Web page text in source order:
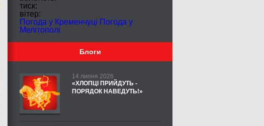
тиск:
вітер:
Погода у Кременчуці Погода у
Мелітополі
Блоги
14 липня 2026
«ХЛОПЦІ ПРИЙДУТЬ -
ПОРЯДОК НАВЕДУТЬ!»